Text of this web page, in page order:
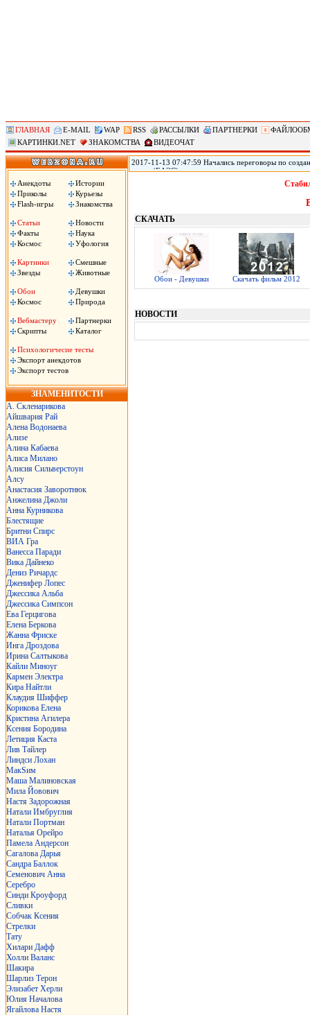
ГЛАВНАЯ E-MAIL WAP RSS РАССЫЛКИ ПАРТНЕРКИ
КАРТИНКИ.NET
ЗНАКОМСТВА ВИДЕОЧАТ
Анекдоты
Истории
Приколы
Курьезы
Flash-игры
Знакомства
Статьи
Новости
Факты
Наука
Космос
Уфология
Картинки
Смешные
Звезды
Животные
Обои
Девушки
Космос
Природа
Вебмастеру
Партнерки
Скрипты
Каталог
Психологичесие тесты
Экспорт анекдотов
Экспорт тестов
ЗНАМЕНИТОСТИ
А. Скленарикова
Айшвария Рай
Алена Водонаева
Ализе
Алина Кабаева
Алиса Милано
Алисия Сильверстоун
Алсу
Анастасия Заворотнюк
Анжелина Джоли
Анна Курникова
Блестящие
Бритни Спирс
ВИА Гра
Ванесса Паради
Вика Дайнеко
Дениз Ричардс
Дженифер Лопес
Джессика Альба
Джессика Симпсон
Ева Герцигова
Елена Беркова
Жанна Фриске
Инга Дроздова
Ирина Салтыкова
Кайли Миноуг
Кармен Электра
Кира Найтли
Клаудия Шиффер
Корикова Елена
Кристина Агилера
Ксения Бородина
Летиция Каста
Лив Тайлер
Линдси Лохан
МакSим
Маша Малиновская
Мила Йовович
Настя Задорожная
Натали Имбруглия
Натали Портман
Наталья Орейро
Памела Андерсон
Сагалова Дарья
Сандра Баллок
Семенович Анна
Серебро
Синди Кроуфорд
Сливки
Собчак Ксения
Стрелки
Тату
Хилари Дафф
Холли Валанс
Шакира
Шарлиз Терон
Элизабет Херли
Юлия Началова
Ягайлова Настя
2017-11-13 07:47:59 Начались переговоры по
союза (ЕАЭС) заинтересованы в максимально
(АСЕАН), два объединения уже ведут переговоры
России Дмитрий Медведев. «Мы обсуждаем зону
СКАЧАТЬ
Обои - Девушки Скачать фильм 2012
НОВОСТИ